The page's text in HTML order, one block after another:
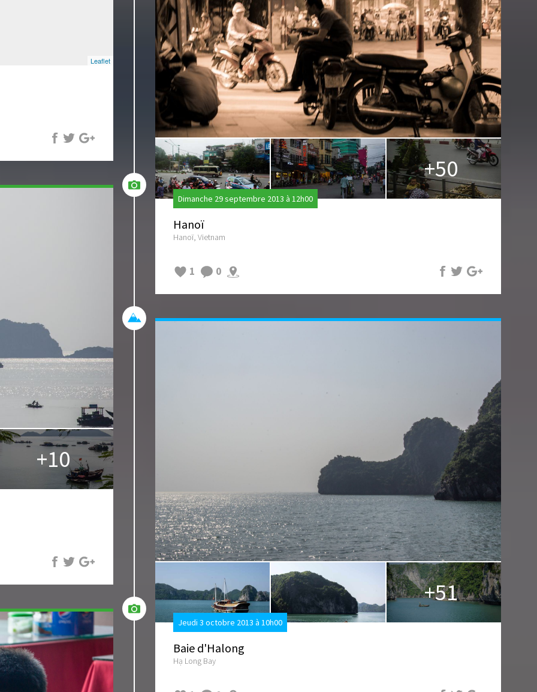
Leaflet
+50
Dimanche 29 septembre 2013 à 12h00
Hanoï
Hanoï, Vietnam
1 0
+10
+51
Jeudi 3 octobre 2013 à 10h00
Baie d'Halong
Hạ Long Bay